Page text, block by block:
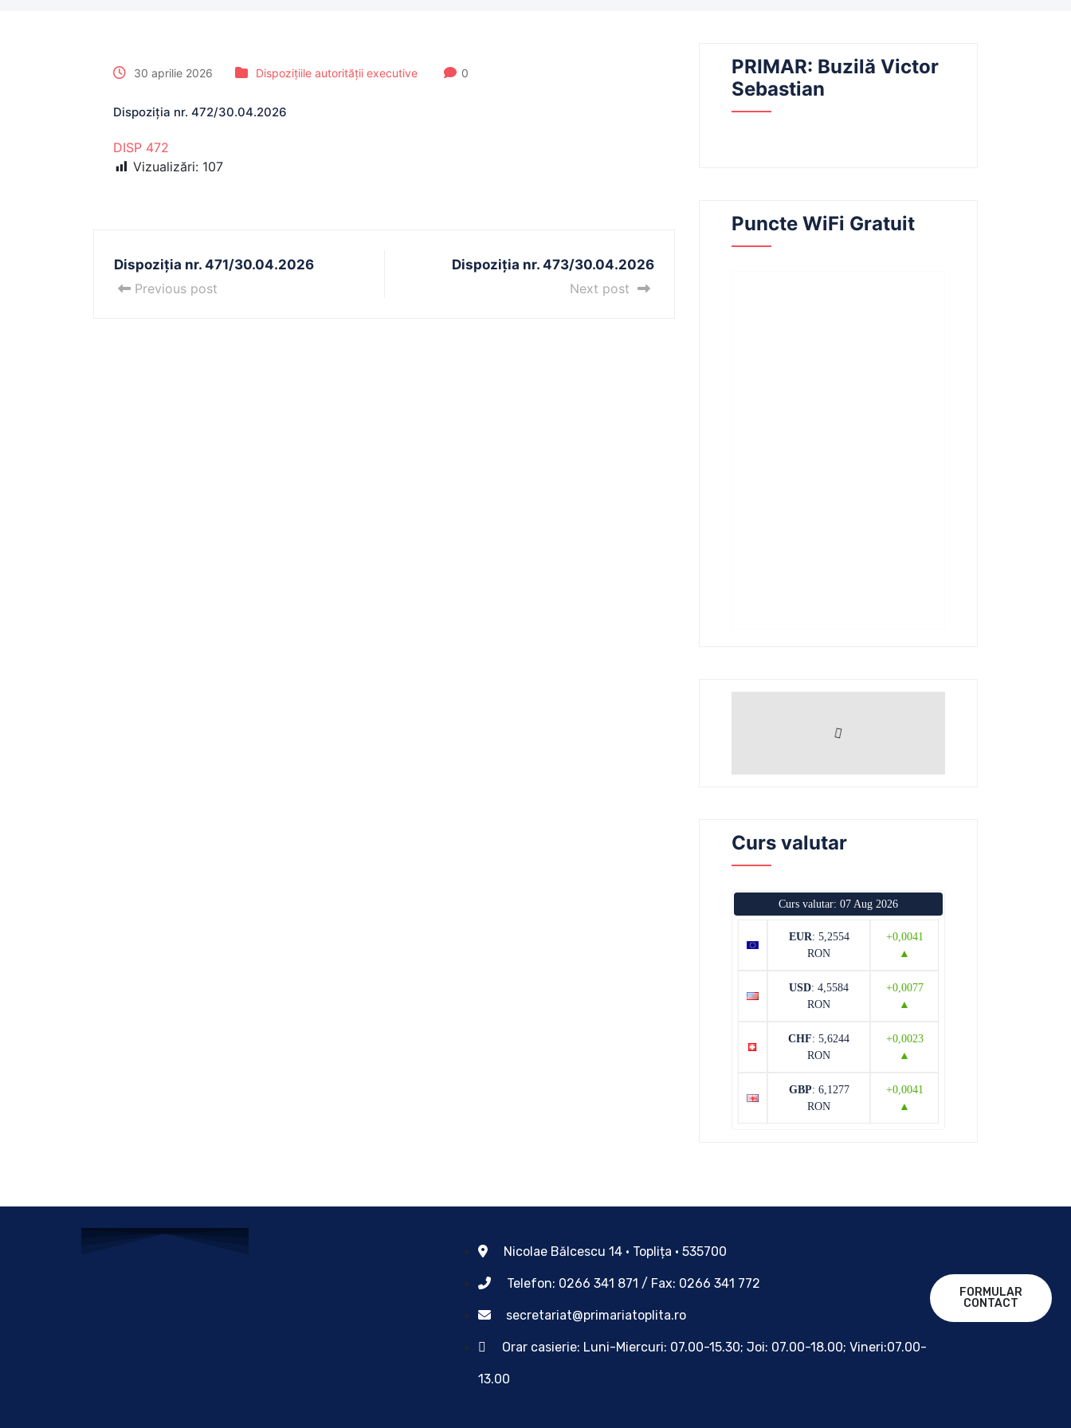
30 aprilie 2026 Dispozițiile autorității executive 0
Dispoziția nr. 472/30.04.2026
DISP 472
Vizualizări: 107
Dispoziția nr. 471/30.04.2026
Previous post
Dispoziția nr. 473/30.04.2026
Next post
PRIMAR: Buzilă Victor
Sebastian
Puncte WiFi Gratuit
Curs valutar
Curs valutar: 07 Aug 2026
EUR: 5,2554
RON
+0,0041
▲
USD: 4,5584
RON
+0,0077
▲
CHF: 5,6244
RON
+0,0023
▲
GBP: 6,1277
RON
+0,0041
▲
Nicolae Bălcescu 14 • Toplița • 535700
Telefon: 0266 341 871 / Fax: 0266 341 772
secretariat@primariatoplita.ro
Orar casierie: Luni-Miercuri: 07.00-15.30; Joi: 07.00-18.00; Vineri:07.00-
13.00
FORMULAR
CONTACT